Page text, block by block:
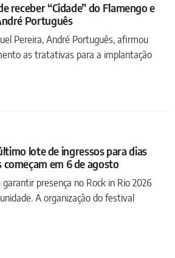
receber “Cidade” do Flamengo e
Português
Pereira, André Português, afirmou
as tratativas para a implantação
lote de ingressos para dias
em 6 de agosto
presença no Rock in Rio 2026
A organização do festival